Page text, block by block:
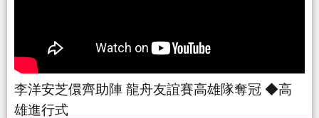
李洋安芝儇齊助陣 龍舟友誼賽高雄隊奪冠 ◆高
雄進行式